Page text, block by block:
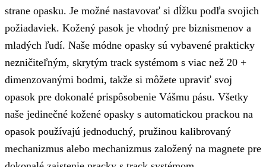
strane opasku. Je možné nastavovať si dĺžku podľa svojich
požiadaviek. Kožený pasok je vhodný pre biznismenov a
mladých ľudí. Naše módne opasky sú vybavené prakticky
nezničiteľným, skrytým track systémom s viac než 20 +
dimenzovanými bodmi, takže si môžete upraviť svoj
opasok pre dokonalé prispôsobenie Vášmu pásu. Všetky
naše jedinečné kožené opasky s automatickou prackou na
opasok používajú jednoduchý, pružinou kalibrovaný
mechanizmus alebo mechanizmus založený na magnete pre